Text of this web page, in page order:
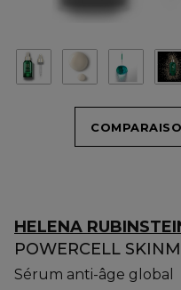
HELENA
POWERCELL
Sérum anti-âge global